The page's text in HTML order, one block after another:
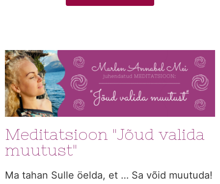
Meditatsioon "Jõud valida
muutust"
Ma tahan Sulle öelda, et … Sa võid muutuda!